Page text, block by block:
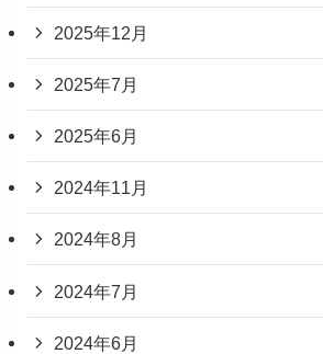
2025年12月
2025年7月
2025年6月
2024年11月
2024年8月
2024年7月
2024年6月